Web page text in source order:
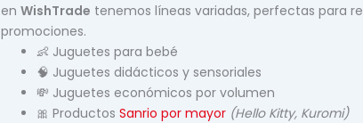
en WishTrade tenemos líneas variadas, perfectas para
promociones.
👶 Juguetes para bebé
🧠 Juguetes didácticos y sensoriales
💸 Juguetes económicos por volumen
🎀 Productos Sanrio por mayor (Hello Kitty, Kuromi)